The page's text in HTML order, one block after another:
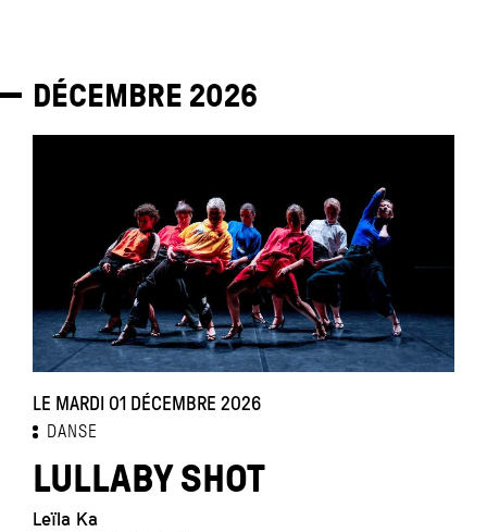
DÉCEMBRE 2026
LE MARDI 01 DÉCEMBRE 2026
DANSE
LULLABY SHOT
Leïla Ka